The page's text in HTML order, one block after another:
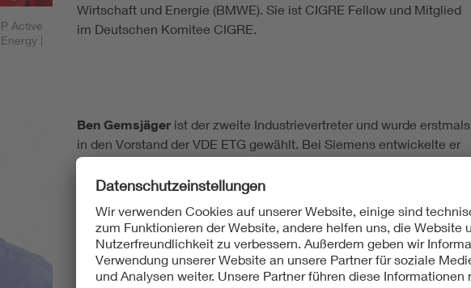
Active
|
Wirtschaft und Energie (BMWE). Sie ist CIGRE Fellow und Mitglied
im Deutschen Komitee CIGRE.
Ben Gemsjägerist der zweite Industrievertreter und wurde erstmals
in den Vorstand der VDE ETG gewählt. Bei Siemens entwickelte er
sich nach seinem Masterabschluss im Bereich Energie- und
Umweltmanagement 2011 zum Senior Consultant, Portfolioelement
er 2018 stellvertretender Leiter der Verteilungsnetzplanung wurde.
Nach Zwischenstationen als Leiter Übertragungsnetzplanung,
Direktor Business Development Europe und Leiter
Verteilungsnetzplanung bei Siemens Grid Software wurde